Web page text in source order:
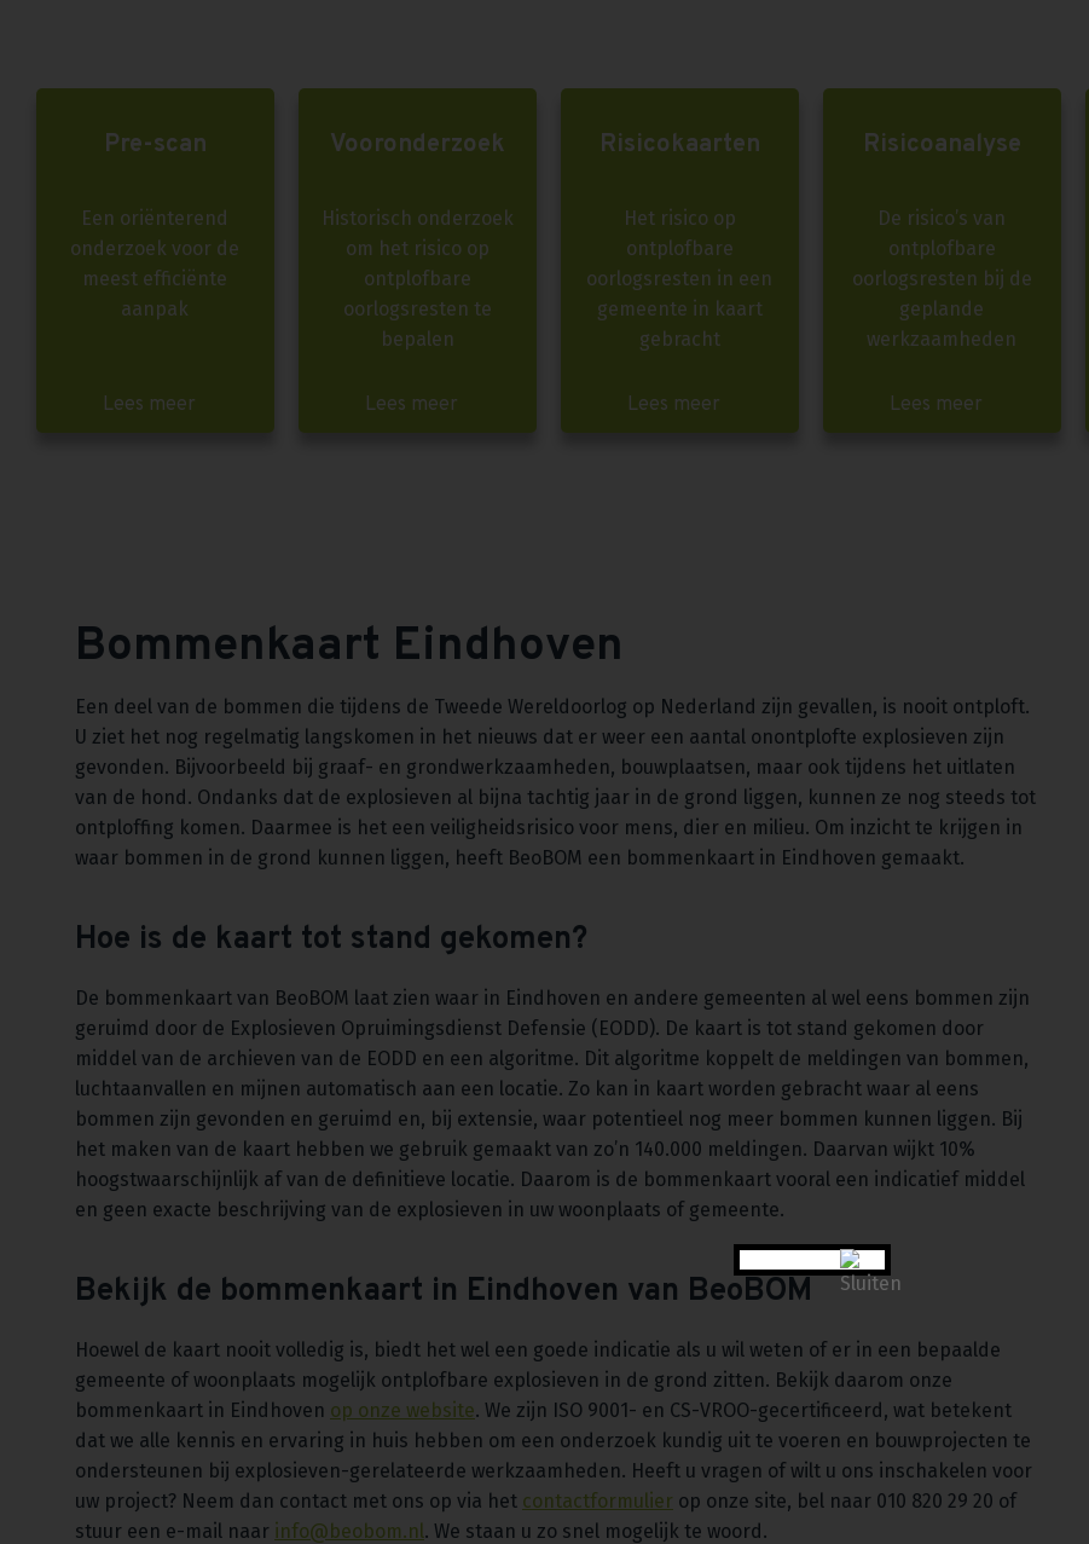
Pre-scan
Een oriënterend
onderzoek voor de
meest efficiënte
aanpak
Lees meer
Vooronderzoek
Historisch onderzoek
om het risico op
ontplofbare
oorlogsresten te
bepalen
Lees meer
Risicokaarten
Het risico op
ontplofbare
oorlogsresten in een
gemeente in kaart
gebracht
Lees meer
Risicoanalyse
De risico’s van
ontplofbare
oorlogsresten bij de
geplande
werkzaamheden
Lees meer
Bommenkaart Eindhoven
Een deel van de bommen die tijdens de Tweede Wereldoorlog op Nederland zijn gevallen, is nooit ontploft.
U ziet het nog regelmatig langskomen in het nieuws dat er weer een aantal onontplofte explosieven zijn
gevonden. Bijvoorbeeld bij graaf- en grondwerkzaamheden, bouwplaatsen, maar ook tijdens het uitlaten
van de hond. Ondanks dat de explosieven al bijna tachtig jaar in de grond liggen, kunnen ze nog steeds tot
ontploffing komen. Daarmee is het een veiligheidsrisico voor mens, dier en milieu. Om inzicht te krijgen in
waar bommen in de grond kunnen liggen, heeft BeoBOM een bommenkaart in Eindhoven gemaakt.
Hoe is de kaart tot stand gekomen?
De bommenkaart van BeoBOM laat zien waar in Eindhoven en andere gemeenten al wel eens bommen zijn
geruimd door de Explosieven Opruimingsdienst Defensie (EODD). De kaart is tot stand gekomen door
middel van de archieven van de EODD en een algoritme. Dit algoritme koppelt de meldingen van bommen,
luchtaanvallen en mijnen automatisch aan een locatie. Zo kan in kaart worden gebracht waar al eens
bommen zijn gevonden en geruimd en, bij extensie, waar potentieel nog meer bommen kunnen liggen. Bij
het maken van de kaart hebben we gebruik gemaakt van zo’n 140.000 meldingen. Daarvan wijkt 10%
hoogstwaarschijnlijk af van de definitieve locatie. Daarom is de bommenkaart vooral een indicatief middel
en geen exacte beschrijving van de explosieven in uw woonplaats of gemeente.
Bekijk de bommenkaart in Eindhoven van BeoBOM
Hoewel de kaart nooit volledig is, biedt het wel een goede indicatie als u wil weten of er in een bepaalde
gemeente of woonplaats mogelijk ontplofbare explosieven in de grond zitten. Bekijk daarom onze
bommenkaart in Eindhoven op onze website. We zijn ISO 9001- en CS-VROO-gecertificeerd, wat betekent
dat we alle kennis en ervaring in huis hebben om een onderzoek kundig uit te voeren en bouwprojecten te
ondersteunen bij explosieven-gerelateerde werkzaamheden. Heeft u vragen of wilt u ons inschakelen voor
uw project? Neem dan contact met ons op via het contactformulier op onze site, bel naar 010 820 29 20 of
stuur een e-mail naar info@beobom.nl . We staan u zo snel mogelijk te woord.